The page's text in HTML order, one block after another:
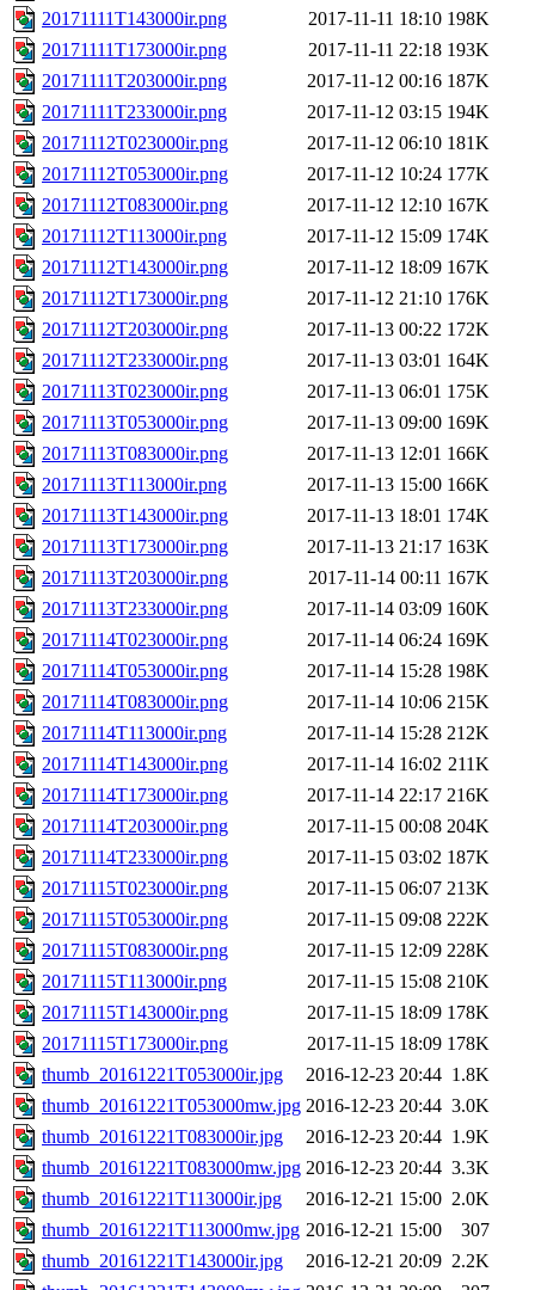
20171111T143000ir.png
2017-11-11 18:10 198K
20171111T173000ir.png
2017-11-11 22:18 193K
20171111T203000ir.png
2017-11-12 00:16 187K
20171111T233000ir.png
2017-11-12 03:15 194K
20171112T023000ir.png
2017-11-12 06:10 181K
20171112T053000ir.png
2017-11-12 10:24 177K
20171112T083000ir.png
2017-11-12 12:10 167K
20171112T113000ir.png
2017-11-12 15:09 174K
20171112T143000ir.png
2017-11-12 18:09 167K
20171112T173000ir.png
2017-11-12 21:10 176K
20171112T203000ir.png
2017-11-13 00:22 172K
20171112T233000ir.png
2017-11-13 03:01 164K
20171113T023000ir.png
2017-11-13 06:01 175K
20171113T053000ir.png
2017-11-13 09:00 169K
20171113T083000ir.png
2017-11-13 12:01 166K
20171113T113000ir.png
2017-11-13 15:00 166K
20171113T143000ir.png
2017-11-13 18:01 174K
20171113T173000ir.png
2017-11-13 21:17 163K
20171113T203000ir.png
2017-11-14 00:11 167K
20171113T233000ir.png
2017-11-14 03:09 160K
20171114T023000ir.png
2017-11-14 06:24 169K
20171114T053000ir.png
2017-11-14 15:28 198K
20171114T083000ir.png
2017-11-14 10:06 215K
20171114T113000ir.png
2017-11-14 15:28 212K
20171114T143000ir.png
2017-11-14 16:02 211K
20171114T173000ir.png
2017-11-14 22:17 216K
20171114T203000ir.png
2017-11-15 00:08 204K
20171114T233000ir.png
2017-11-15 03:02 187K
20171115T023000ir.png
2017-11-15 06:07 213K
20171115T053000ir.png
2017-11-15 09:08 222K
20171115T083000ir.png
2017-11-15 12:09 228K
20171115T113000ir.png
2017-11-15 15:08 210K
20171115T143000ir.png
2017-11-15 18:09 178K
20171115T173000ir.png
2017-11-15 18:09 178K
thumb_20161221T053000ir.jpg
2016-12-23 20:44 1.8K
thumb_20161221T053000mw.jpg 2016-12-23 20:44 3.0K
thumb_20161221T083000ir.jpg
2016-12-23 20:44 1.9K
thumb_20161221T083000mw.jpg 2016-12-23 20:44 3.3K
thumb_20161221T113000ir.jpg
2016-12-21 15:00 2.0K
thumb_20161221T113000mw.jpg 2016-12-21 15:00
307
thumb_20161221T143000ir.jpg
2016-12-21 20:09 2.2K